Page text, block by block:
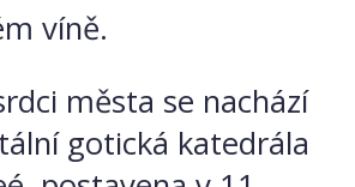
víně.
města se nachází
gotická katedrála